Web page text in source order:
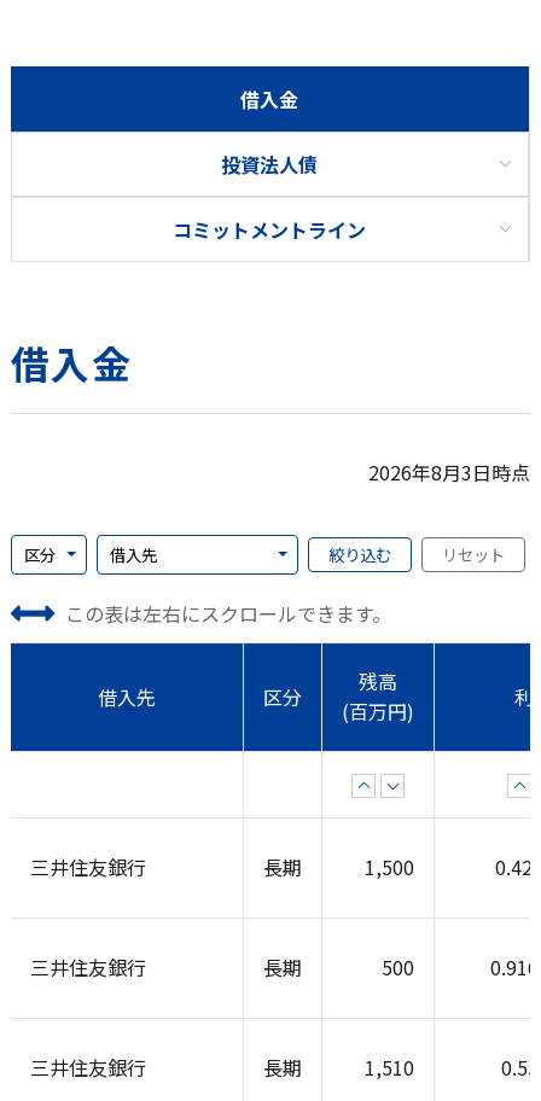
借入金
投資法人債
コミットメントライン
借入金
2026年8月3日時点
この表は左右にスクロールできます。
借入先 区分
残高
(百万円)
利
三井住友銀行 長期 1,500
三井住友銀行 長期 500
三井住友銀行 長期 1,510